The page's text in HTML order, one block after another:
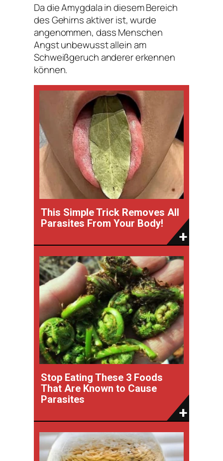
Da die Amygdala in diesem Bereich
des Gehirns aktiver ist, wurde
angenommen, dass Menschen
Angst unbewusst allein am
Schweißgeruch anderer erkennen
können.
This Simple Trick Removes All
Parasites From Your Body!
Stop Eating These 3 Foods
That Are Known to Cause
Parasites